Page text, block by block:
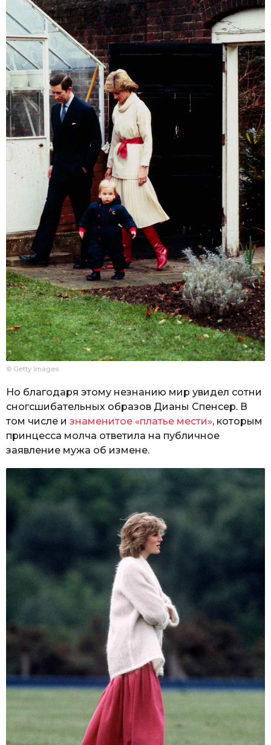
© Getty Images
Но благодаря этому незнанию мир увидел сотни
сногсшибательных образов Дианы Спенсер. В
том числе и знаменитое «платье мести», которым
принцесса молча ответила на публичное
заявление мужа об измене.